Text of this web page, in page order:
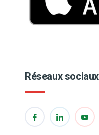
Réseaux sociaux